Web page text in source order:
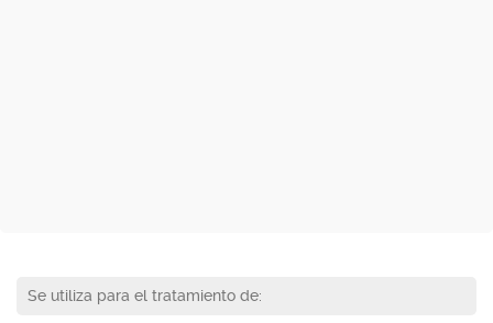
Se utiliza para el tratamiento de: